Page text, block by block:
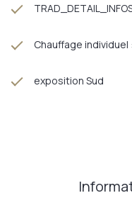
Chauffage
exposition Sud